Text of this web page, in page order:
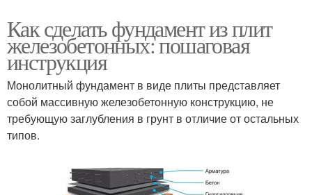
Как сделать фундамент из плит
железобетонных: пошаговая
инструкция
Монолитный фундамент в виде плиты представляет
собой массивную железобетонную конструкцию, не
требующую заглубления в грунт в отличие от остальных
типов.